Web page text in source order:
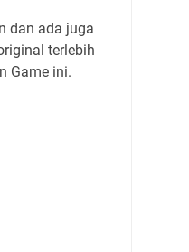
dan ada juga
terlebih
Game ini.